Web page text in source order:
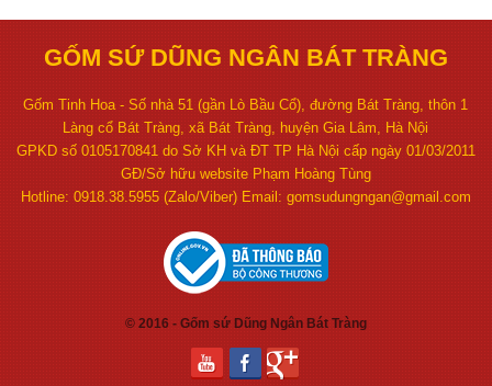
GỐM SỨ DŨNG NGÂN BÁT TRÀNG
Gốm Tinh Hoa - Số nhà 51 (gần Lò Bầu Cổ), đường Bát Tràng, thôn 1
Làng cổ Bát Tràng, xã Bát Tràng, huyện Gia Lâm, Hà Nội
GPKD số 0105170841 do Sở KH và ĐT TP Hà Nội cấp ngày 01/03/2011
GĐ/Sở hữu website Phạm Hoàng Tùng
Hotline: 0918.38.5955 (Zalo/Viber) Email: gomsudungngan@gmail.com
© 2016 - Gốm sứ Dũng Ngân Bát Tràng